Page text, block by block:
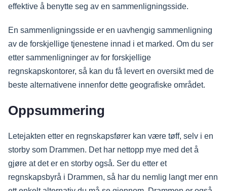
effektive å benytte seg av en sammenligningsside.
En sammenligningsside er en uavhengig sammenligning
av de forskjellige tjenestene innad i et marked. Om du ser
etter sammenligninger av for forskjellige
regnskapskontorer, så kan du få levert en oversikt med de
beste alternativene innenfor dette geografiske området.
Oppsummering
Letejakten etter en regnskapsfører kan være tøff, selv i en
storby som Drammen. Det har nettopp mye med det å
gjøre at det er en storby også. Ser du etter et
regnskapsbyrå i Drammen, så har du nemlig langt mer enn